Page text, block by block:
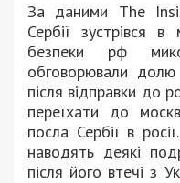
За даними The
Сербії зустрівся
безпеки рф
обговорювали
після відправки до
переїхати до
посла Сербії в
наводять деякі
після його втечі з